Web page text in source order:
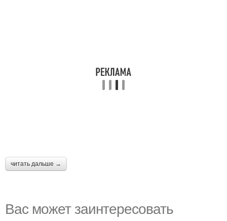
читать дальше →
Вас может заинтересовать